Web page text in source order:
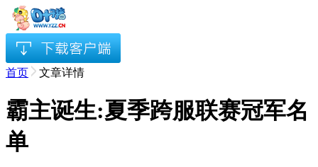
首页 文章详情
霸主诞生:夏季跨服联赛冠军名
单